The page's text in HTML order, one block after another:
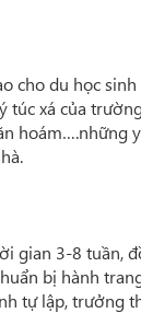
cho du học
xá của
hoám….những
gian 3-8 tuần,
bị hành
tự lập, trưởng